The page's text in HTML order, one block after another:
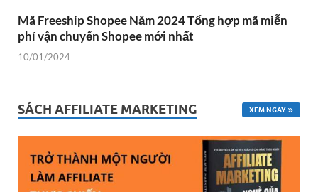
Mã Freeship Shopee Năm 2024 Tổng hợp mã miễn
phí vận chuyển Shopee mới nhất
10/01/2024
SÁCH AFFILIATE MARKETING XEM NGAY